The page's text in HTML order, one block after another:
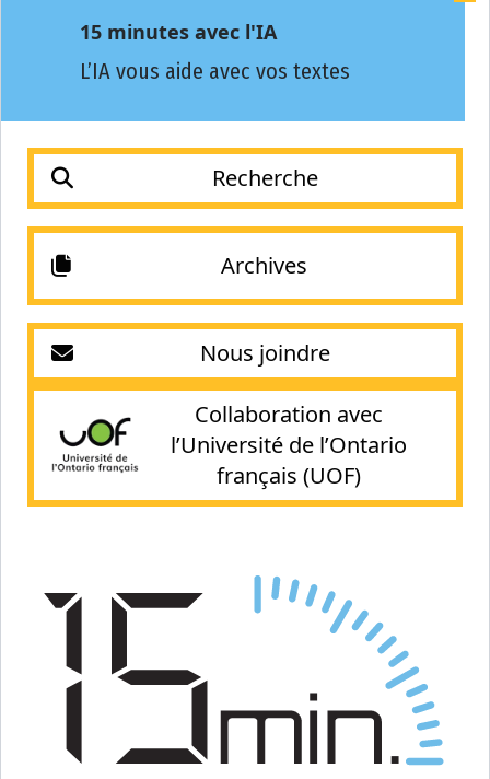
15 minutes avec l'IA
L’IA vous aide avec vos textes
Recherche
Archives
Nous joindre
Collaboration avec
l’Université de l’Ontario
français (UOF)